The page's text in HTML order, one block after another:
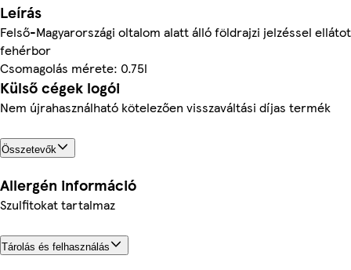
Leírás
Felső-Magyarországi oltalom alatt álló földrajzi jelzéssel
fehérbor
Csomagolás mérete: 0.75l
Külső cégek logói
Nem újrahasználható kötelezően visszaváltási díjas termék
Összetevők
Allergén információ
Szulfitokat tartalmaz
Tárolás és felhasználás